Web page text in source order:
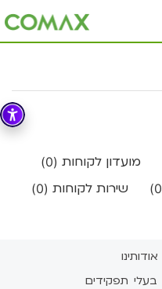
מועדון לקוחות (
0
)
0
) שירות לקוחות (
0
)
אודותינו
בעלי תפקידים